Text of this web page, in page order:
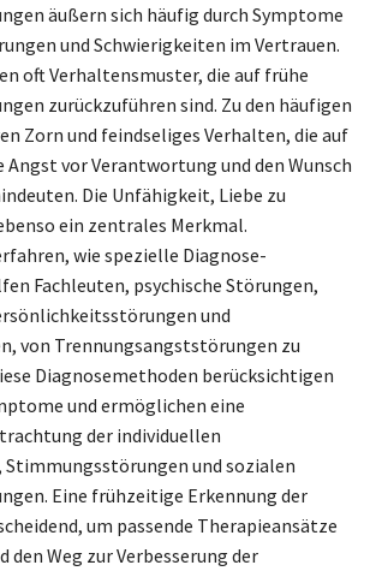
äußern sich häufig durch Symptome
und Schwierigkeiten im Vertrauen.
oft Verhaltensmuster, die auf frühe
zurückzuführen sind. Zu den häufigen
Zorn und feindseliges Verhalten, die auf
Angst vor Verantwortung und den Wunsch
Die Unfähigkeit, Liebe zu
ein zentrales Merkmal.
wie spezielle Diagnose-
Fachleuten, psychische Störungen,
und
von Trennungsangststörungen zu
Diagnosemethoden berücksichtigen
und ermöglichen eine
der individuellen
Stimmungsstörungen und sozialen
Eine frühzeitige Erkennung der
um passende Therapieansätze
den Weg zur Verbesserung der